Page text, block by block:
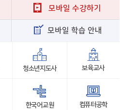
모바일 수강하기
모바일 학습 안내
청소년지도사 보육교사
한국어교원 컴퓨터공학